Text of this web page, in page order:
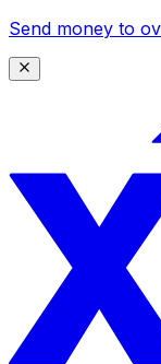
Send money to